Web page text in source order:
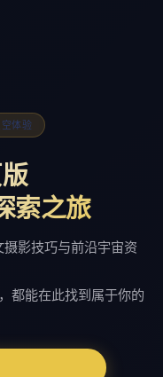
体验
索之旅
影技巧与前沿宇宙资
都能在此找到属于你的